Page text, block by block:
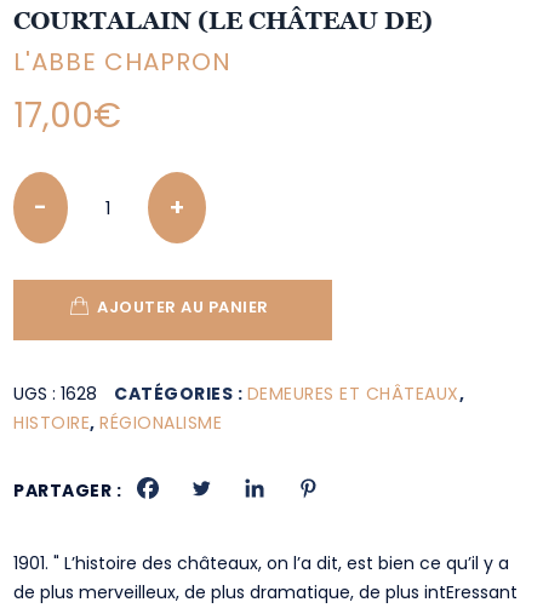
COURTALAIN (LE CHÂTEAU DE)
L'ABBE CHAPRON
17,00€
Quantity
AJOUTER AU PANIER
UGS :1628 CATÉGORIES : DEMEURES ET CHÂTEAUX,
HISTOIRE,RÉGIONALISME
PARTAGER :
1901. " L’histoire des châteaux, on l’a dit, est bien ce qu’il y a
de plus merveilleux, de plus dramatique, de plus intEressant